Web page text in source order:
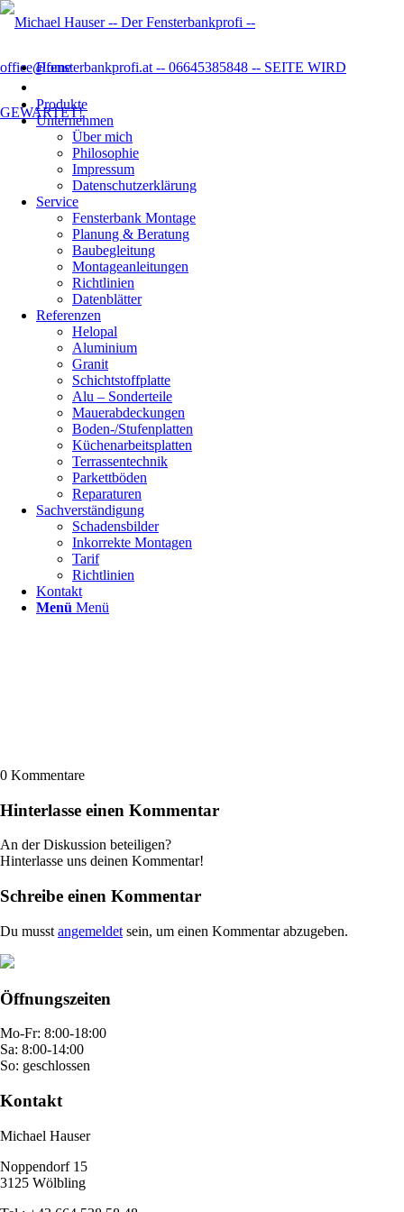
Home
Produkte
Unternehmen
Über mich
Philosophie
Impressum
Datenschutzer­klärung
Service
Fensterbank Montage
Planung & Beratung
Baubegleitung
Montageanleitungen
Richtlinien
Datenblätter
Referenzen
Helopal
Aluminium
Granit
Schichtstoffplatte
Alu – Sonderteile
Mauerabdeckungen
Boden-/Stufenplatten
Küchenarbeitsplatten
Terrassentechnik
Parkettböden
Reparaturen
Sachverständigung
Schadensbilder
Inkorrekte Montagen
Tarif
Richtlinien
Kontakt
Menü Menü
0 Kommentare
Hinterlasse einen Kommentar
An der Diskussion beteiligen?
Hinterlasse uns deinen Kommentar!
Schreibe einen Kommentar
Du musst angemeldet sein, um einen Kommentar abzugeben.
Öffnungszeiten
Mo-Fr: 8:00-18:00
Sa: 8:00-14:00
So: geschlossen
Kontakt
Michael Hauser
Noppendorf 15
3125 Wölbling